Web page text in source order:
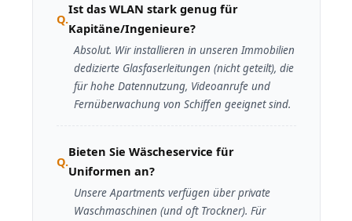
Ist das WLAN stark genug für
Kapitäne/Ingenieure?
Absolut. Wir installieren in unseren Immobilien
dedizierte Glasfaserleitungen (nicht geteilt), die
für hohe Datennutzung, Videoanrufe und
Fernüberwachung von Schiffen geeignet sind.
Bieten Sie Wäscheservice für
Uniformen an?
Unsere Apartments verfügen über private
Waschmaschinen (und oft Trockner). Für